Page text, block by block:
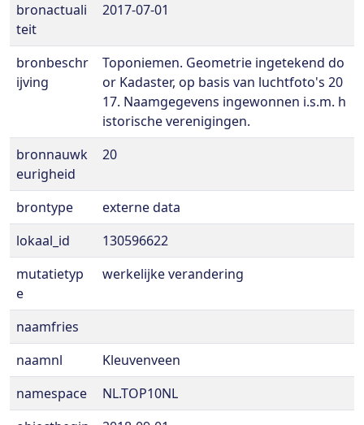
bronactuali
teit
2017-07-01
bronbeschr
ijving
Toponiemen. Geometrie ingetekend do
or Kadaster, op basis van luchtfoto's 20
17. Naamgegevens ingewonnen i.s.m. h
istorische verenigingen.
bronnauwk
eurigheid
20
brontype
externe data
lokaal_id
130596622
mutatietyp
e
werkelijke verandering
naamfries
naamnl
Kleuvenveen
namespace
NL.TOP10NL